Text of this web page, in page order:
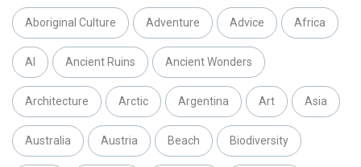
Aboriginal Culture Adventure Advice Africa
AI Ancient Ruins Ancient Wonders
Architecture Arctic Argentina Art Asia
Australia Austria Beach Biodiversity